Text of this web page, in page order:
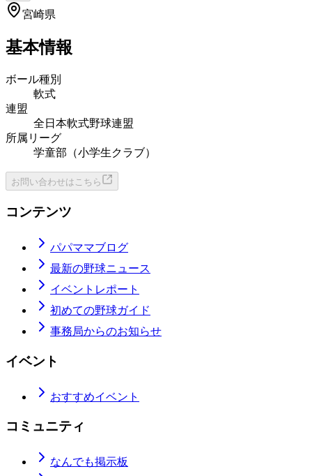
宮崎県
基本情報
ボール種別
軟式
連盟
全日本軟式野球連盟
所属リーグ
学童部（小学生クラブ）
お問い合わせはこちら
コンテンツ
パパママブログ
最新の野球ニュース
イベントレポート
初めての野球ガイド
事務局からのお知らせ
イベント
おすすめイベント
コミュニティ
なんでも掲示板